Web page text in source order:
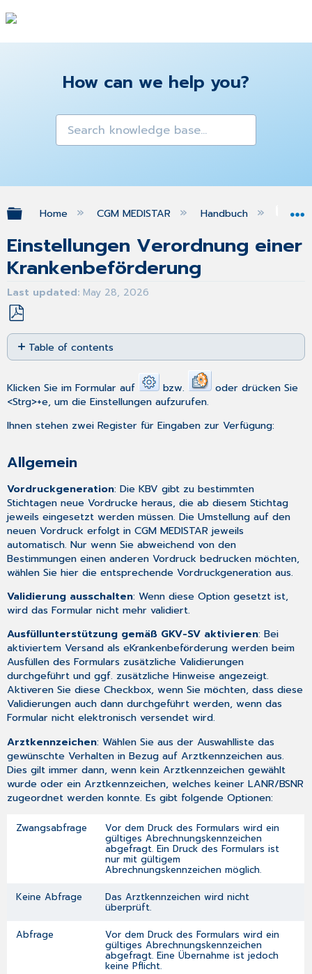
How can we help you?
Expand/collapse global hierarchy
Home CGM MEDISTAR Handbuch
Einstellungen Verordnung einer
Krankenbeförderung
Last updated May 28, 2026
Save
as
PDF
Table of contents
MD-
Speicherung
Klicken Sie im Formular auf bzw.
oder drücken Sie
<Strg>+e, um die Einstellungen aufzurufen.
Ihnen stehen zwei Register für Eingaben zur Verfügung:
Allgemein
Vordruckgeneration: Die KBV gibt zu bestimmten
Stichtagen neue Vordrucke heraus, die ab diesem Stichtag
jeweils eingesetzt werden müssen. Die Umstellung auf den
neuen Vordruck erfolgt in CGM MEDISTAR jeweils
automatisch. Nur wenn Sie abweichend von den
Bestimmungen einen anderen Vordruck bedrucken möchten,
wählen Sie hier die entsprechende Vordruckgeneration aus.
Validierung ausschalten: Wenn diese Option gesetzt ist,
wird das Formular nicht mehr validiert.
Ausfüllunterstützung gemäß GKV-SV aktivieren: Bei
aktiviertem Versand als eKrankenbeförderung werden beim
Ausfüllen des Formulars zusätzliche Validierungen
durchgeführt und ggf. zusätzliche Hinweise angezeigt.
Aktiveren Sie diese Checkbox, wenn Sie möchten, dass diese
Validierungen auch dann durchgeführt werden, wenn das
Formular nicht elektronisch versendet wird.
Arztkennzeichen: Wählen Sie aus der Auswahlliste das
gewünschte Verhalten in Bezug auf Arztkennzeichen aus.
Dies gilt immer dann, wenn kein Arztkennzeichen gewählt
wurde oder ein Arztkennzeichen, welches keiner LANR/BSNR
zugeordnet werden konnte. Es gibt folgende Optionen:
Zwangsabfrage Vor dem Druck des Formulars wird ein
gültiges Abrechnungskennzeichen
abgefragt. Ein Druck des Formulars ist
nur mit gültigem
Abrechnungskennzeichen möglich.
Keine Abfrage Das Arztkennzeichen wird nicht
überprüft.
Abfrage Vor dem Druck des Formulars wird ein
gültiges Abrechnungskennzeichen
abgefragt. Eine Übernahme ist jedoch
keine Pflicht.